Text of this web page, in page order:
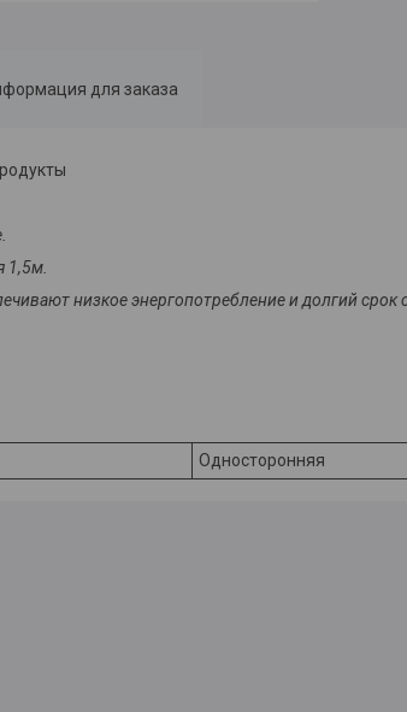
для заказа
1,5м.
низкое энергопотребление и долгий срок
Односторонняя